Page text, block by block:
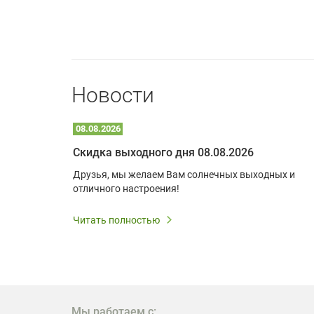
Новости
08.08.2026
Скидка выходного дня 08.08.2026
Друзья, мы желаем Вам солнечных выходных и
отличного настроения!
Читать полностью